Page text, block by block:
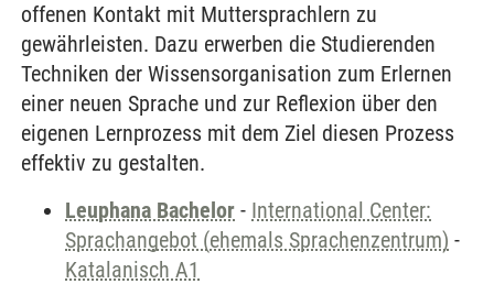
offenen Kontakt mit Muttersprachlern zu
gewährleisten. Dazu erwerben die Studierenden
Techniken der Wissensorganisation zum Erlernen
einer neuen Sprache und zur Reflexion über den
eigenen Lernprozess mit dem Ziel diesen Prozess
effektiv zu gestalten.
Leuphana Bachelor - International Center:
Sprachangebot (ehemals Sprachenzentrum) -
Katalanisch A1